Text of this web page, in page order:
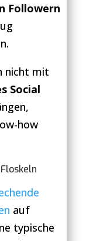
Followern
nicht mit
Social
how
auf
typische